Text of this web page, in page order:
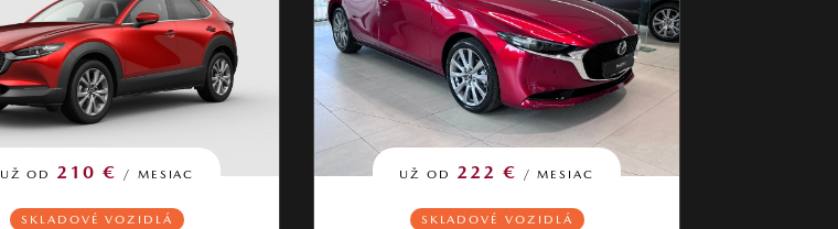
UŽ OD 210 € / MESIAC
SKLADOVÉ VOZIDLÁ
UŽ OD 222 € / MESIAC
SKLADOVÉ VOZIDLÁ